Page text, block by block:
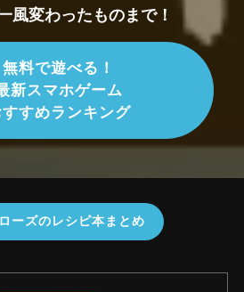
風変わったものまで！
無料で遊べる！
新スマホゲーム
すすめランキング
ーズのレシピ本まとめ